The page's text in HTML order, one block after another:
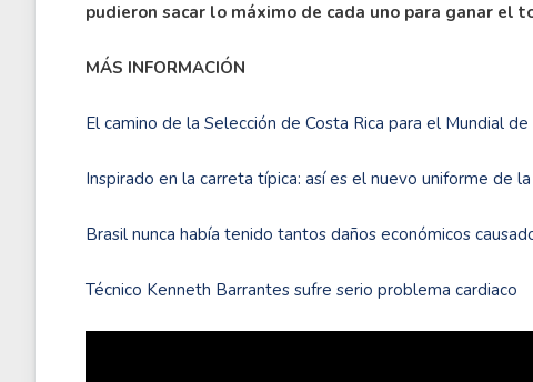
pudieron sacar lo máximo de cada uno para ganar el
MÁS INFORMACIÓN
El camino de la Selección de Costa Rica para el Mundial
Inspirado en la carreta típica: así es el nuevo uniforme de
Brasil nunca había tenido tantos daños económicos
Técnico Kenneth Barrantes sufre serio problema cardiaco